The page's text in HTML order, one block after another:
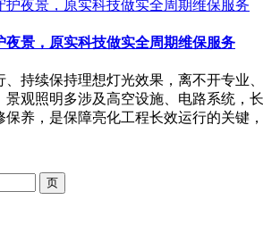
景，原实科技做实全周期维保服务
持续保持理想灯光效果，离不开专
观照明多涉及高空设施、电路系统
养，是保障亮化工程长效运行的关键